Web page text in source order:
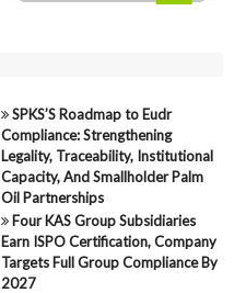
SPKS’S Roadmap to Eudr
Compliance: Strengthening
Legality, Traceability, Institutional
Capacity, And Smallholder Palm
Oil Partnerships
Four KAS Group Subsidiaries
Earn ISPO Certification, Company
Targets Full Group Compliance By
2027